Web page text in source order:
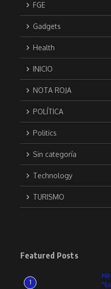
FGE
Gadgets
Health
INICIO
NOTA ROJA
POLÍTICA
Politics
Sin categoría
Technology
TURISMO
Featured Posts
1